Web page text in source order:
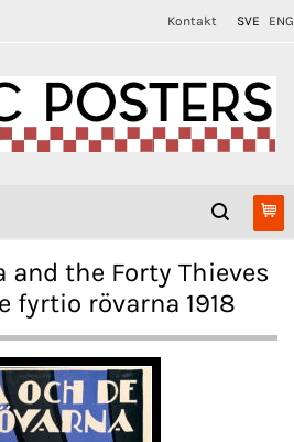
Kontakt SVE ENG
and the Forty Thieves
fyrtio rövarna 1918